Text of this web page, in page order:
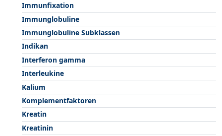
Immunfixation
Immunglobuline
Immunglobuline Subklassen
Indikan
Interferon gamma
Interleukine
Kalium
Komplementfaktoren
Kreatin
Kreatinin